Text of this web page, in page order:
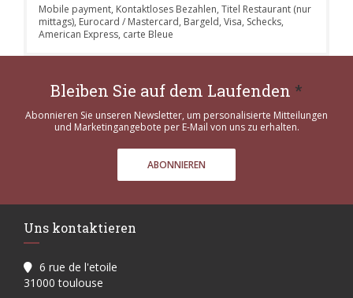
Mobile payment, Kontaktloses Bezahlen, Titel Restaurant (nur
mittags), Eurocard / Mastercard, Bargeld, Visa, Schecks,
American Express, carte Bleue
Bleiben Sie auf dem Laufenden *
Abonnieren Sie unseren Newsletter, um personalisierte Mitteilungen
und Marketingangebote per E-Mail von uns zu erhalten.
ABONNIEREN
Uns kontaktieren
6 rue de l'etoile
31000 toulouse